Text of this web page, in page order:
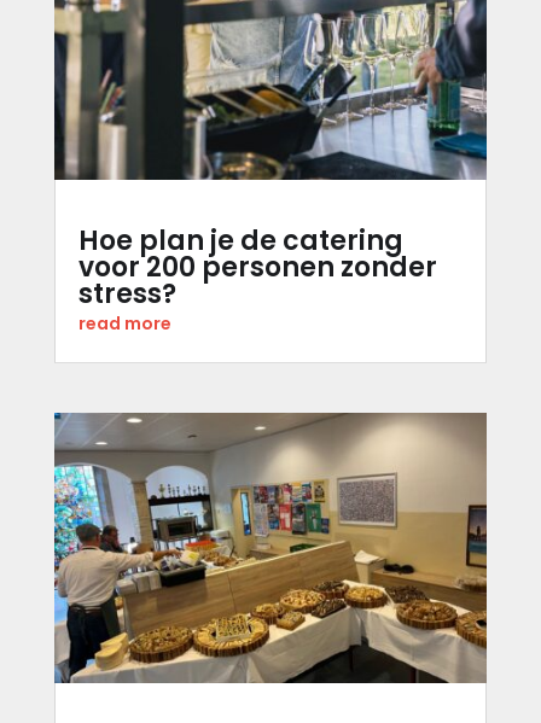
Hoe plan je de catering
voor 200 personen zonder
stress?
read more